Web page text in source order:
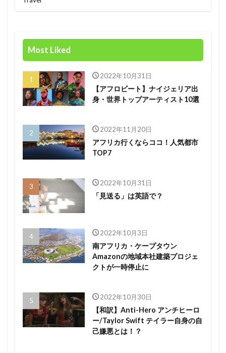
Most Liked
2022年10月31日
【アフロビート】ナイジェリア出
身・世界トップアーティスト10選
2022年11月20日
アフリカ行くならココ！人気都市
TOP7
2022年10月31日
「見送る」は英語で？
2022年10月3日
南アフリカ・ケープタウン
Amazonの地域本社建築プロジェ
クトが一時停止に
2022年10月30日
【和訳】Anti-Hero アンチヒーロ
ー/Taylor Swift テイラー自身の自
己嫌悪とは！？